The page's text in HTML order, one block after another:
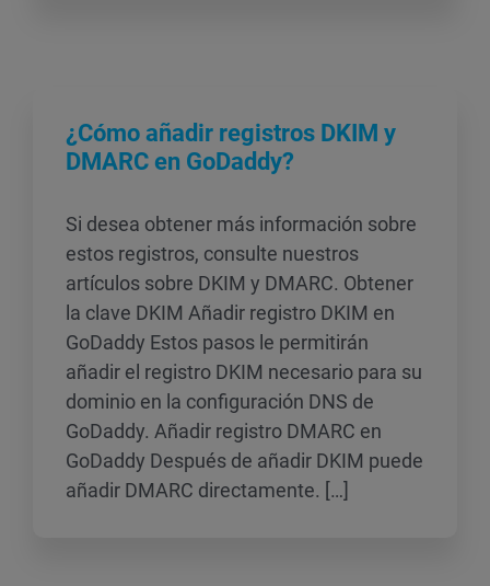
¿Cómo añadir registros DKIM y
DMARC en GoDaddy?
Si desea obtener más información sobre
estos registros, consulte nuestros
artículos sobre DKIM y DMARC. Obtener
la clave DKIM Añadir registro DKIM en
GoDaddy Estos pasos le permitirán
añadir el registro DKIM necesario para su
dominio en la configuración DNS de
GoDaddy. Añadir registro DMARC en
GoDaddy Después de añadir DKIM puede
añadir DMARC directamente. […]